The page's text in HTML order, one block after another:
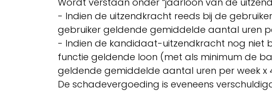
- Indien de uitzendkracht reeds bij de
gebruiker geldende gemiddelde aantal uren
- Indien de kandidaat-uitzendkracht nog niet
functie geldende loon (met als minimum de
geldende gemiddelde aantal uren per week x
De schadevergoeding is eveneens